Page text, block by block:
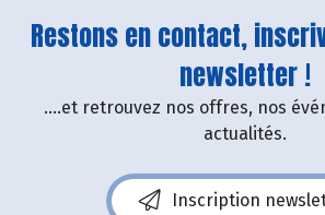
Restons en contact,
newsletter !
....et retrouvez nos offres, nos
actualités.
Inscription